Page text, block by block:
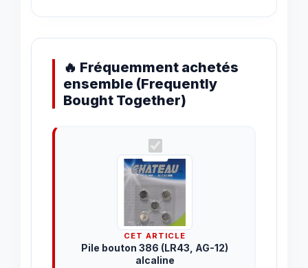
🔥 Fréquemment achetés
ensemble (Frequently
Bought Together)
CET ARTICLE
Pile bouton 386 (LR43, AG-12)
alcaline